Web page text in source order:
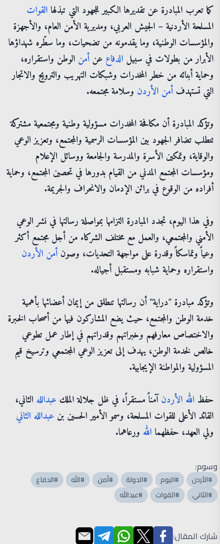
كما تعرب المبادرة عن تقديرها الكبير للجهود التي تبذلها القوات
المسلحة الأردنية – الجيش العربي، ومديرية الأمن العام، والأجهزة
والمؤسسات الوطنية، وما يقدمونه من تضحيات، وما سطّره شهداؤها
الأبرار من بطولات في سبيل الدفاع عنأمن الوطن واستقراره،
وحماية أبنائه من خطر المخدرات وشبكات التهريب والترويج والاتجار
التي تستهدفأمن الأردن وسلامة مجتمعه.
وتؤكد المبادرة أن مكافحة المخدرات مسؤولية وطنية ومجتمعية مشتركة
تتطلب تضافر الجهود بين المؤسسات الرسمية والمجتمع، وتعزيز الوعي
والوقاية، وتمكين الأسرة والمدرسة والجامعة ووسائل الإعلام
ومؤسسات المجتمع المدني من القيام بدورها في تحصين المجتمع، وحماية
أفراده من الوقوع في براثن الإدمان والانحراف والجريمة.
وفي هذا اليوم، تجدد المبادرة التزامها بمواصلة رسالتها في نشر الوعي
الأمني والمجتمعي، والعمل مع مختلف الشركاء من أجل مجتمع أكثر
وعياً وتماسكاً وقدرة على مواجهة التحديات، وصونأمن الأردن
واستقراره وحماية شبابه ومستقبل أجياله.
وتؤكد مبادرة "دراية" أن رسالتها تنطلق من إيمان أعضائها بأهمية
خدمة الوطن والمجتمع، حيث يضع المشاركون فيها من أصحاب الخبرة
والاختصاص معارفهم وخبراتهم وقدراتهم في إطار عمل تطوعي
خالص لخدمة الوطن، يهدف إلى تعزيز الوعي المجتمعي وترسيخ قيم
المسؤولية والمواطنة الإيجابية.
حفظ الله الأردنآمناً مستقراً، في ظل جلالة الملك عبدالله الثاني،
القائد الأعلى للقوات المسلحة، وسمو الأمير الحسين بن عبدالله الثاني
ولي العهد، حفظهما الله ورعاهما.
وسوم:
#الأردن #اليوم #الدولة #أمن #الله
#الدفاع
#الثاني
#القوات #عبدالله
شارك المقال: